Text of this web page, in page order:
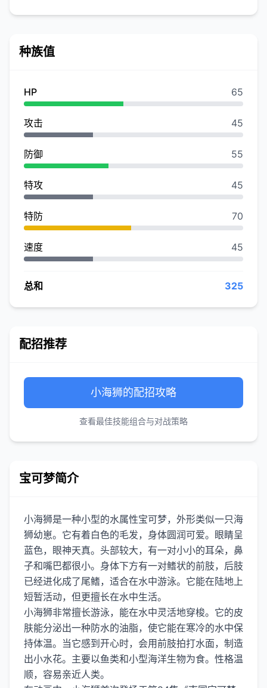
种族值
HP 65
攻击 45
防御 55
特攻 45
特防 70
速度 45
总和 325
配招推荐
小海狮的配招攻略
查看最佳技能组合与对战策略
宝可梦简介
小海狮是一种小型的水属性宝可梦，外形类似一只海
狮幼崽。它有着白色的毛发，身体圆润可爱。眼睛呈
蓝色，眼神天真。头部较大，有一对小小的耳朵，鼻
子和嘴巴都很小。身体下方有一对鳍状的前肢，后肢
已经进化成了尾鳍，适合在水中游泳。它能在陆地上
短暂活动，但更擅长在水中生活。
小海狮非常擅长游泳，能在水中灵活地穿梭。它的皮
肤能分泌出一种防水的油脂，使它能在寒冷的水中保
持体温。当它感到开心时，会用前肢拍打水面，制造
出小水花。主要以鱼类和小型海洋生物为食。性格温
顺，容易亲近人类。